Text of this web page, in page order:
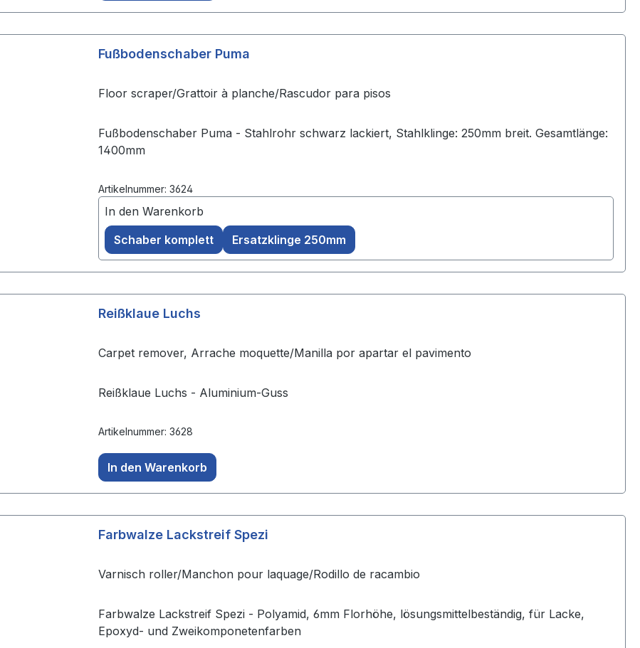
Fußbodenschaber Puma
Floor scraper/Grattoir à planche/Rascudor para pisos
Fußbodenschaber Puma - Stahlrohr schwarz lackiert, Stahlklinge: 250mm breit. Gesamtlänge:
1400mm
Artikelnummer: 3624
In den Warenkorb
Schaber komplett
Ersatzklinge 250mm
Reißklaue Luchs
Carpet remover, Arrache moquette/Manilla por apartar el pavimento
Reißklaue Luchs - Aluminium-Guss
Artikelnummer: 3628
In den Warenkorb
Farbwalze Lackstreif Spezi
Varnisch roller/Manchon pour laquage/Rodillo de racambio
Farbwalze Lackstreif Spezi - Polyamid, 6mm Florhöhe, lösungsmittelbeständig, für Lacke,
Epoxyd- und Zweikomponetenfarben